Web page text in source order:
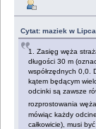
Cytat: maziek w
1. Zasięg węża
długości 30 m
współrzędnych 0,0.
kątem będącym
odcinki są zawsze
rozprostowania
mówiąc każdy
całkowicie), musi